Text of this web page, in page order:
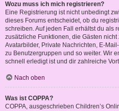
Wozu muss ich mich registrieren?
Eine Registrierung ist nicht unbedingt
dieses Forums entscheidet, ob du
schreiben. Auf jeden Fall erhältst du als
zusätzliche Funktionen, die Gästen
Avatarbilder, Private Nachrichten, E-
zu Benutzergruppen und so weiter. Wir
schnell erledigt ist und dir zahlreiche
Nach oben
Was ist COPPA?
COPPA, ausgeschrieben Children’s